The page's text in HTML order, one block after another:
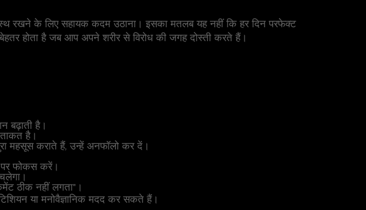
रखने के लिए सहायक कदम उठाना। इसका मतलब यह नहीं कि हर दिन परफेक्ट
होता है जब आप अपने शरीर से विरोध की जगह दोस्ती करते हैं।
है।
है।
महसूस कराते हैं, उन्हें अनफॉलो कर दें।
फोकस करें।
ठीक नहीं लगता"।
या मनोवैज्ञानिक मदद कर सकते हैं।